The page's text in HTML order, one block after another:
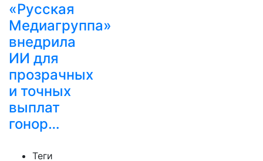
«Русская
Медиагруппа»
внедрила
ИИ для
прозрачных
и точных
выплат
гонор…
Теги